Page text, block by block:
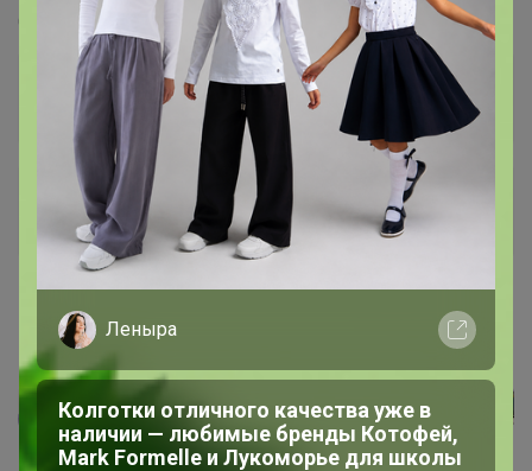
Стоп 21 августа
Леныра
Колготки отличного качества уже в
наличии — любимые бренды Котофей,
Mark Formelle и Лукоморье для школы